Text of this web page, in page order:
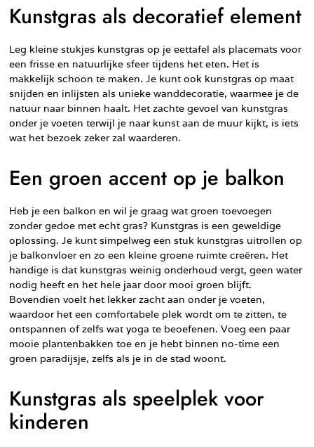
Kunstgras als decoratief element
Leg kleine stukjes kunstgras op je eettafel als placemats voor
een frisse en natuurlijke sfeer tijdens het eten. Het is
makkelijk schoon te maken. Je kunt ook kunstgras op maat
snijden en inlijsten als unieke wanddecoratie, waarmee je de
natuur naar binnen haalt. Het zachte gevoel van kunstgras
onder je voeten terwijl je naar kunst aan de muur kijkt, is iets
wat het bezoek zeker zal waarderen.
Een groen accent op je balkon
Heb je een balkon en wil je graag wat groen toevoegen
zonder gedoe met echt gras? Kunstgras is een geweldige
oplossing. Je kunt simpelweg een stuk kunstgras uitrollen op
je balkonvloer en zo een kleine groene ruimte creëren. Het
handige is dat kunstgras weinig onderhoud vergt, geen water
nodig heeft en het hele jaar door mooi groen blijft.
Bovendien voelt het lekker zacht aan onder je voeten,
waardoor het een comfortabele plek wordt om te zitten, te
ontspannen of zelfs wat yoga te beoefenen. Voeg een paar
mooie plantenbakken toe en je hebt binnen no-time een
groen paradijsje, zelfs als je in de stad woont.
Kunstgras als speelplek voor
kinderen